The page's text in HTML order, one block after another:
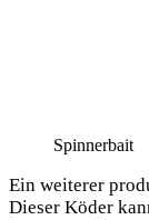
Spin­ner­bait
Ein wei­te­rer
Die­ser Köder